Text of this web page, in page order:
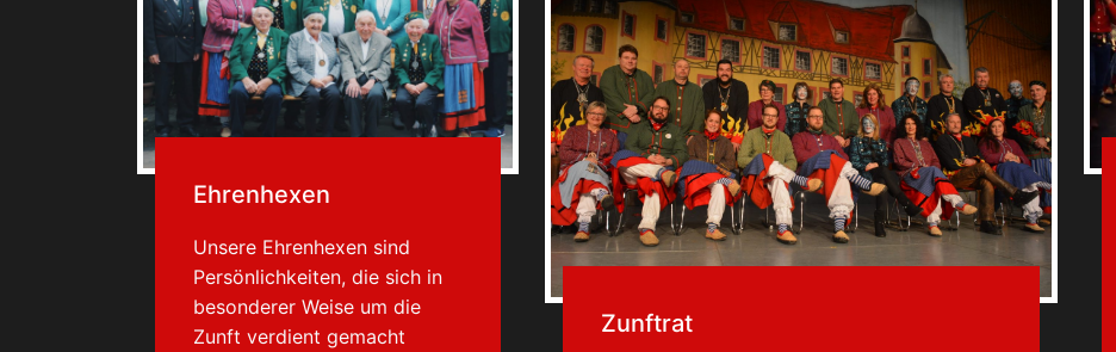
Ehrenhexen
Unsere Ehrenhexen sind
Persönlichkeiten, die sich in
besonderer Weise um die
Zunft verdient gemacht
Zunftrat